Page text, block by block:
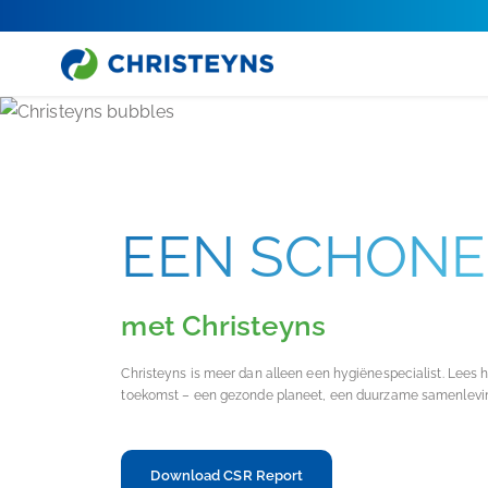
EEN
met Christeyns
Christeyns is meer dan alleen een hygiënespecialist. Lees
toekomst – een gezonde planeet, een duurzame
Download CSR Report